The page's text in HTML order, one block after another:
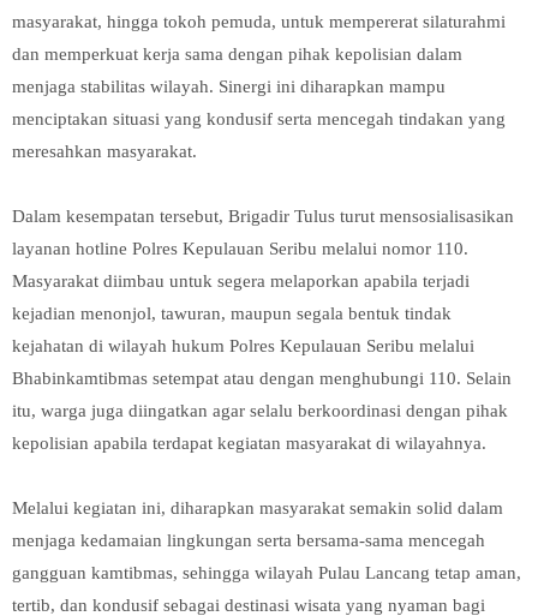
masyarakat, hingga tokoh pemuda, untuk mempererat silaturahmi
dan memperkuat kerja sama dengan pihak kepolisian dalam
menjaga stabilitas wilayah. Sinergi ini diharapkan mampu
menciptakan situasi yang kondusif serta mencegah tindakan yang
meresahkan masyarakat.
Dalam kesempatan tersebut, Brigadir Tulus turut mensosialisasikan
layanan hotline Polres Kepulauan Seribu melalui nomor 110.
Masyarakat diimbau untuk segera melaporkan apabila terjadi
kejadian menonjol, tawuran, maupun segala bentuk tindak
kejahatan di wilayah hukum Polres Kepulauan Seribu melalui
Bhabinkamtibmas setempat atau dengan menghubungi 110. Selain
itu, warga juga diingatkan agar selalu berkoordinasi dengan pihak
kepolisian apabila terdapat kegiatan masyarakat di wilayahnya.
Melalui kegiatan ini, diharapkan masyarakat semakin solid dalam
menjaga kedamaian lingkungan serta bersama-sama mencegah
gangguan kamtibmas, sehingga wilayah Pulau Lancang tetap aman,
tertib, dan kondusif sebagai destinasi wisata yang nyaman bagi